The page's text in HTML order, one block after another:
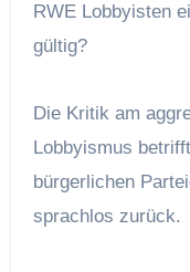
RWE Lobbyisten
gültig?
Die Kritik am aggressiven gesellschaftsfeindlichen
Lobbyismus
bürgerlichen
sprachlos zurück.